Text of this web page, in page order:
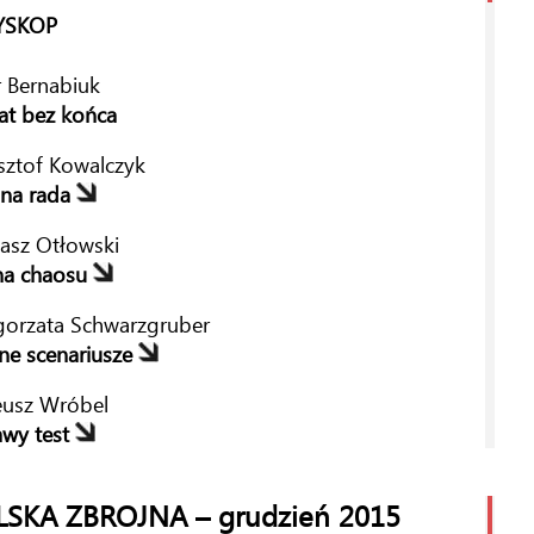
przed startem
Glińska
na mastery
Górka
od wojska
Politowski
zmysł sapera
Zalesiński
kły
Wilewski
zwiadowcy
Bernabiuk
bez końca
Kowalczyk
rada
Otłowski
chaosu
Schwarzgruber
scenariusze
Wróbel
test
regres
ZBROJNA – grudzień 2015